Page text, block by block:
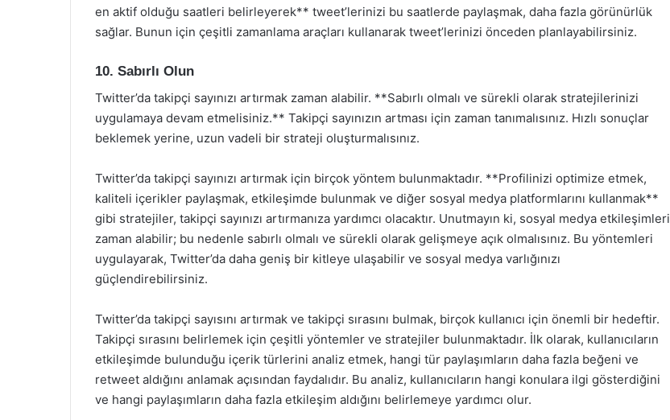
en aktif olduğu saatleri belirleyerek** tweet’lerinizi bu saatlerde paylaşmak, daha fazla görünürlük
sağlar. Bunun için çeşitli zamanlama araçları kullanarak tweet’lerinizi önceden planlayabilirsiniz.
10. Sabırlı Olun
Twitter’da takipçi sayınızı artırmak zaman alabilir. **Sabırlı olmalı ve sürekli olarak stratejilerinizi
uygulamaya devam etmelisiniz.** Takipçi sayınızın artması için zaman tanımalısınız. Hızlı sonuçlar
beklemek yerine, uzun vadeli bir strateji oluşturmalısınız.
Twitter’da takipçi sayınızı artırmak için birçok yöntem bulunmaktadır. **Profilinizi optimize etmek,
kaliteli içerikler paylaşmak, etkileşimde bulunmak ve diğer sosyal medya platformlarını kullanmak**
gibi stratejiler, takipçi sayınızı artırmanıza yardımcı olacaktır. Unutmayın ki, sosyal medya etkileşimleri
zaman alabilir; bu nedenle sabırlı olmalı ve sürekli olarak gelişmeye açık olmalısınız. Bu yöntemleri
uygulayarak, Twitter’da daha geniş bir kitleye ulaşabilir ve sosyal medya varlığınızı
güçlendirebilirsiniz.
Twitter’da takipçi sayısını artırmak ve takipçi sırasını bulmak, birçok kullanıcı için önemli bir hedeftir.
Takipçi sırasını belirlemek için çeşitli yöntemler ve stratejiler bulunmaktadır. İlk olarak, kullanıcıların
etkileşimde bulunduğu içerik türlerini analiz etmek, hangi tür paylaşımların daha fazla beğeni ve
retweet aldığını anlamak açısından faydalıdır. Bu analiz, kullanıcıların hangi konulara ilgi gösterdiğini
ve hangi paylaşımların daha fazla etkileşim aldığını belirlemeye yardımcı olur.